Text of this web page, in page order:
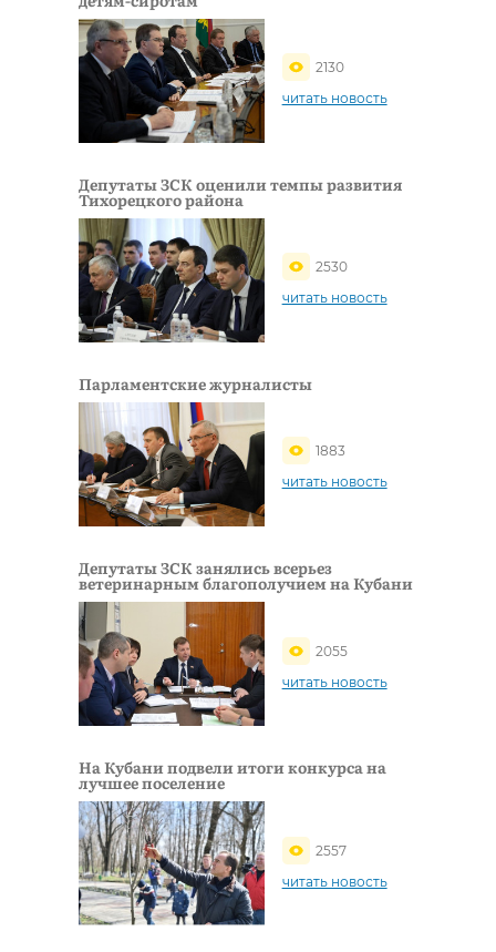
2130
читать новость
Депутаты ЗСК оценили темпы развития
Тихорецкого района
2530
читать новость
Парламентские журналисты
1883
читать новость
Депутаты ЗСК занялись всерьез
ветеринарным благополучием на Кубани
2055
читать новость
На Кубани подвели итоги конкурса на
лучшее поселение
2557
читать новость